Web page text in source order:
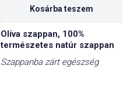
Kosárba teszem
Olíva szappan, 100%
természetes natúr szappan
Szappanba zárt egészség